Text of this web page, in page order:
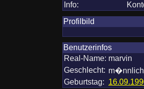
Info:
Profilbild
Benutzerinfos
Real-Name: marvin
Geschlecht: m�nnlich
Geburtstag: